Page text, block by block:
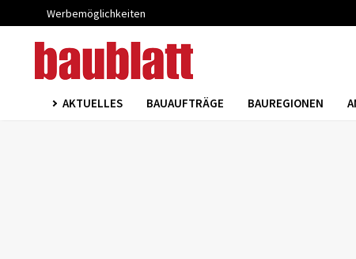
Werbemöglichkeiten
AKTUELLES BAUAUFTRÄGE BAUREGIONEN